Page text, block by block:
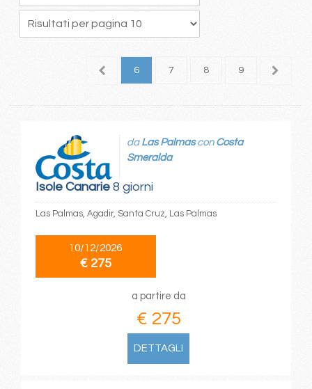
5 6 7 8 9 10
Isole Canarie8 giorni
da Las Palmascon Costa
Smeralda
Las Palmas, Agadir, Santa Cruz, Las Palmas
10/12/2026
€ 275
a partire da
€ 275
DETTAGLI